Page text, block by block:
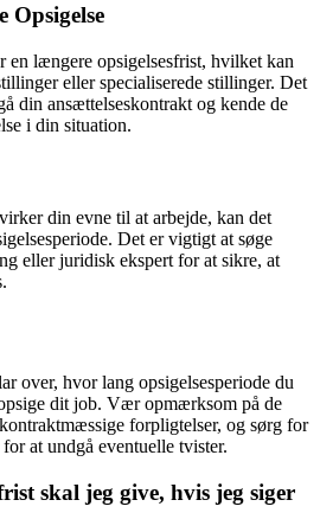
Opsigelse
længere opsigelsesfrist, hvilket kan
eller specialiserede stillinger. Det
din ansættelseskontrakt og kende de
i din situation.
din evne til at arbejde, kan det
Det er vigtigt at søge
eller juridisk ekspert for at sikre, at
over, hvor lang opsigelsesperiode du
dit job. Vær opmærksom på de
forpligtelser, og sørg for
at undgå eventuelle tvister.
skal jeg give, hvis jeg siger